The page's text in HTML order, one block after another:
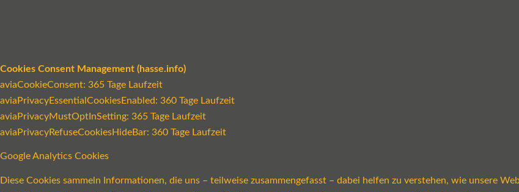
Cookies Consent Management (hasse.info)
aviaCookieConsent: 365 Tage Laufzeit
aviaPrivacyEssentialCookiesEnabled: 360 Tage Laufzeit
aviaPrivacyMustOptInSetting: 365 Tage Laufzeit
aviaPrivacyRefuseCookiesHideBar: 360 Tage Laufzeit
Google Analytics Cookies
Diese Cookies sammeln Informationen, die uns – teilweise zusammengefasst – dabei helfen zu verstehen, wie unsere